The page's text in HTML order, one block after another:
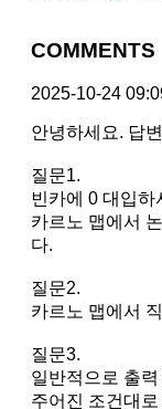
COMMENTS
2025-10-24
안녕하세요. 답
질문1.
빈카에 0 대입하
카르노 맵에서
다.
질문2.
카르노 맵에서
질문3.
일반적으로 출
주어진 조건대